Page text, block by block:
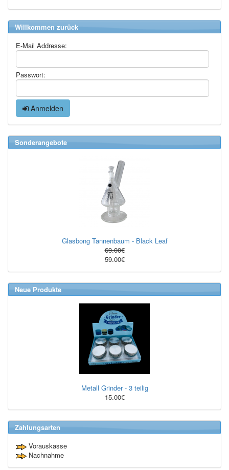
Willkommen zurück
E-Mail Addresse:
Passwort:
Anmelden
Sonderangebote
Glasbong Tannenbaum - Black Leaf
69.00€
59.00€
Neue Produkte
Metall Grinder - 3 teilig
15.00€
Zahlungsarten
Vorauskasse
Nachnahme